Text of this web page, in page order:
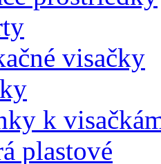
visačky
k
plastové